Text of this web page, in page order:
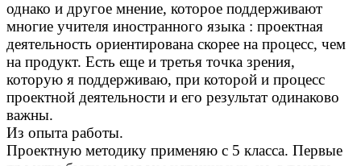
однако и другое мнение, которое поддерживают
многие учителя иностранного языка : проектная
деятельность ориентирована скорее на процесс, чем
на продукт. Есть еще и третья точка зрения,
которую я поддерживаю, при которой и процесс
проектной деятельности и его результат одинаково
важны.
Из опыта работы.
Проектную методику применяю с 5 класса. Первые